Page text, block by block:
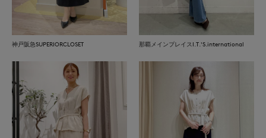
神戸阪急SUPERIORCLOSET 那覇メインプレイスI.T.'S.international